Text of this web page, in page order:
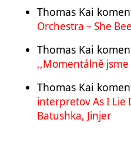
Thomas Kai
Orchestra – She
Thomas Kai
,,Momentálně
Thomas Kai
interpretov As I Lie
Batushka, Jinjer